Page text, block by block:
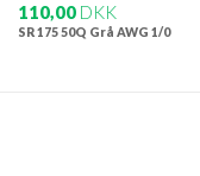
110,00 DKK
SR 175 50Q Grå AWG 1/0